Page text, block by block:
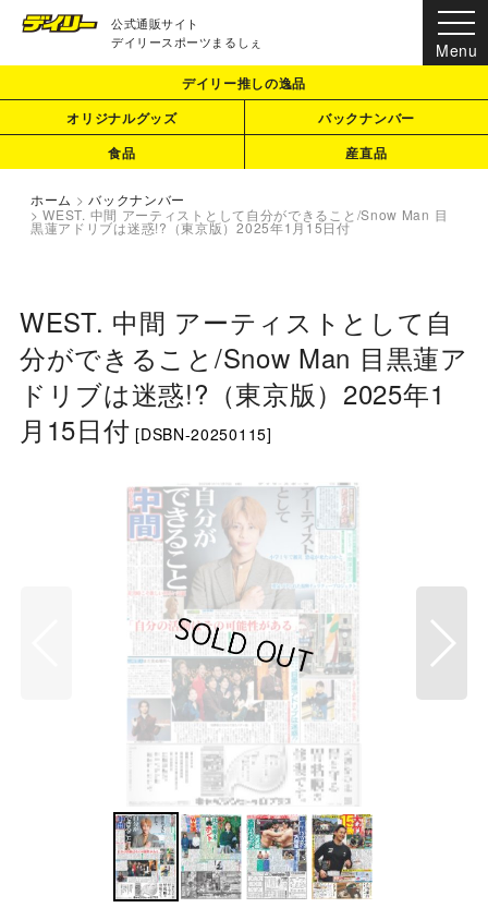
公式通販サイト
デイリースポーツまるしぇ
デイリー推しの逸品
オリジナルグッズ
バックナンバー
食品
産直品
ホーム > バックナンバー
> WEST. 中間 アーティストとして自分ができること/Snow Man 目
黒蓮アドリブは迷惑!?（東京版）2025年1月15日付
WEST. 中間 アーティストとして自
分ができること/Snow Man 目黒蓮ア
ドリブは迷惑!?（東京版）2025年1
月15日付 [DSBN-20250115]